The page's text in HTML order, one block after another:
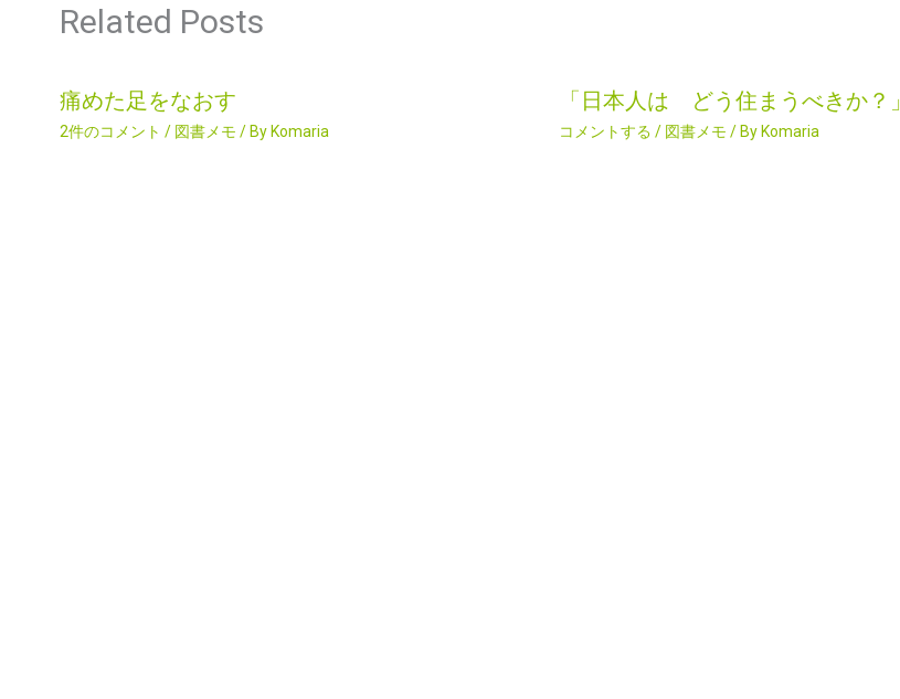
Related Posts
痛めた足をなおす
2件のコメント / 図書メモ / By Komaria
「日本人は どう住まうべきか？」
コメントする / 図書メモ / By Komaria